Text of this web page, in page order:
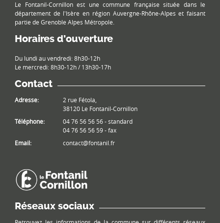
Le Fontanil-Cornillon est une commune française située dans le
département de l'Isère en région Auvergne-Rhône-Alpes et faisant
partie de Grenoble Alpes Métropole.
Horaires d’ouverture
Du lundi au vendredi: 8h30-12h
Le mercredi: 8h30-12h / 13h30-17h
Contact
Adresse:
2 rue Fétola,
38120 Le Fontanil-Cornillon
Téléphone:
04 76 56 56 56 - standard
04 76 56 56 59 - fax
Email:
contact@fontanil.fr
Réseaux sociaux